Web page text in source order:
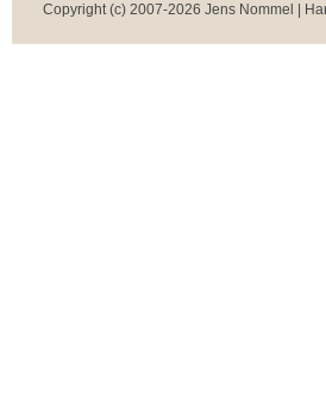
Copyright (c) 2007-2026 Jens Nommel |